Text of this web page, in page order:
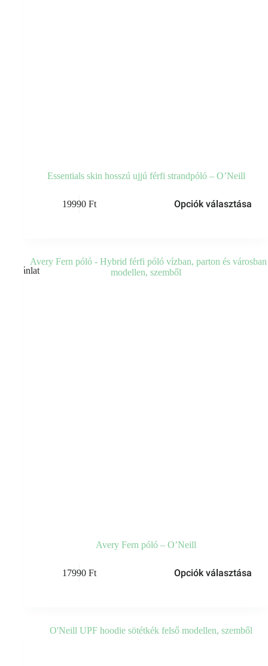
Essentials skin hosszú ujjú férfi strandpóló – O’Neill
19990 Ft Opciók választása
Ajánlat
Avery Fern póló – O’Neill
17990 Ft Opciók választása